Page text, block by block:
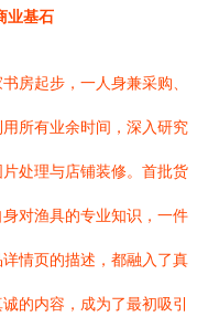
业基石
房起步，一人身兼采购、
所有业余时间，深入研究
处理与店铺装修。首批货
对渔具的专业知识，一件
情页的描述，都融入了真
的内容，成为了最初吸引